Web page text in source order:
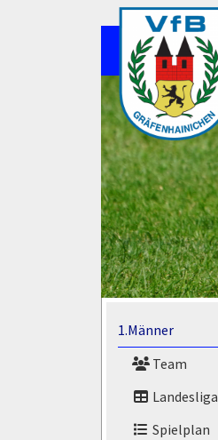
1.Männer
Team
Landesliga
Spielplan